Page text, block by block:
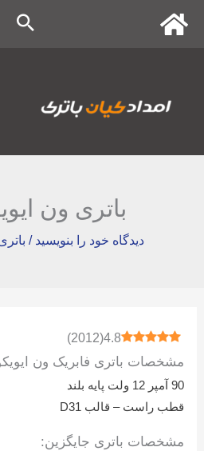
پرش
باتری ون
دیدگاه‌ خود را بنویسید /
4.8
(
2012
)
مشخصات باتری فابریک ون
90 آمپر 12 ولت پایه بلند
قطب راست – قالب D31
مشخصات باتری جایگزین: